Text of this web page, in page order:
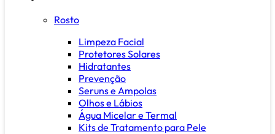
Rosto
Limpeza Facial
Protetores Solares
Hidratantes
Prevenção
Seruns e Ampolas
Olhos e Lábios
Água Micelar e Termal
Kits de Tratamento para Pele